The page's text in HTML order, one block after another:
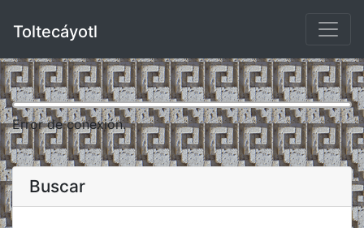
Toltecáyotl
Error de conexión.
Buscar